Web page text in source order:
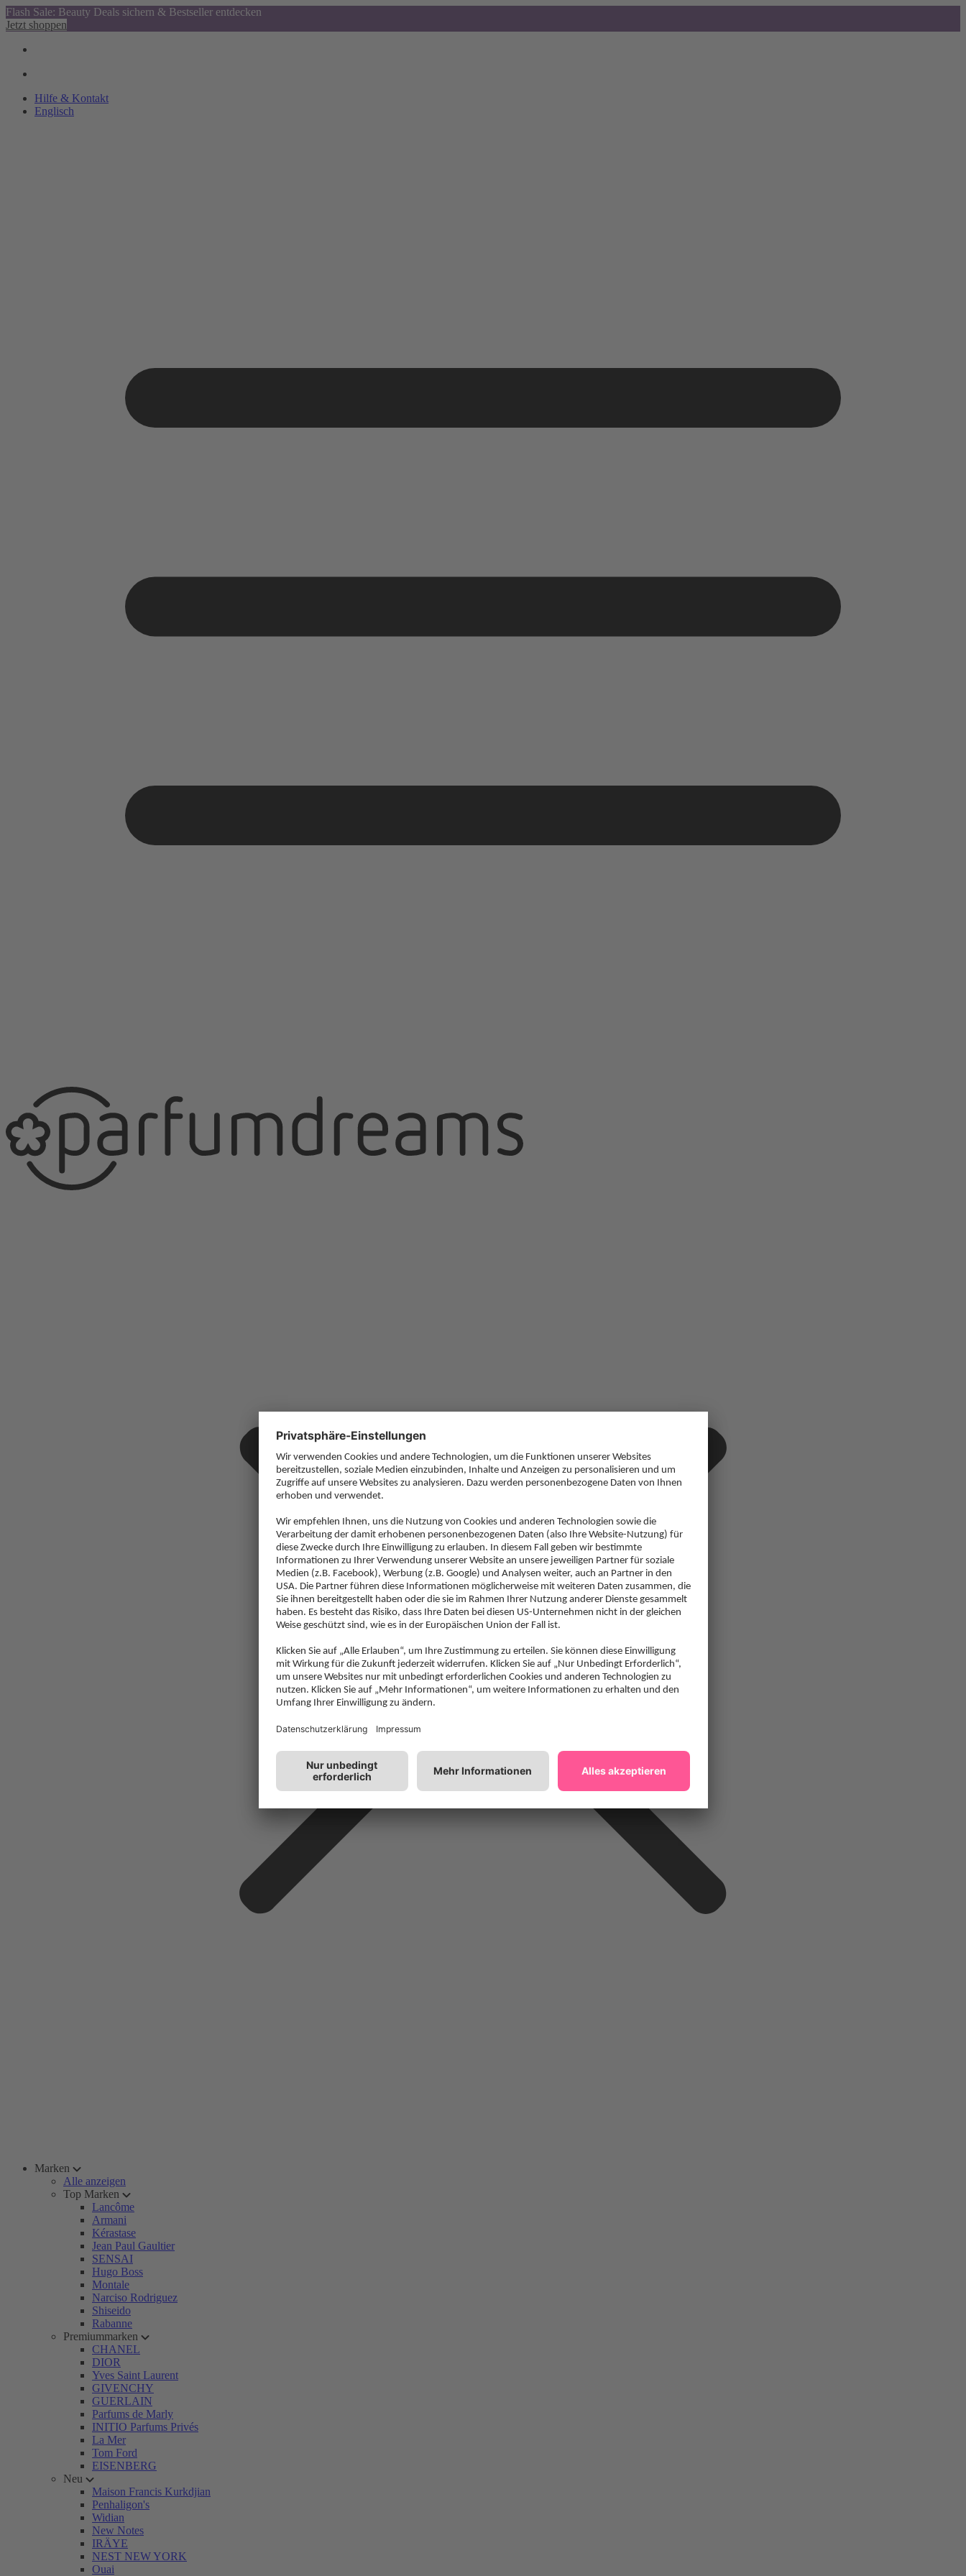
Flash Sale: Beauty Deals sichern & Bestseller entdecken
Jetzt shoppen
Hilfe & Kontakt
Englisch
Marken
Alle anzeigen
Top Marken
Lancôme
Armani
Kérastase
Jean Paul Gaultier
SENSAI
Hugo Boss
Montale
Narciso Rodriguez
Shiseido
Rabanne
Premiummarken
CHANEL
DIOR
Yves Saint Laurent
GIVENCHY
GUERLAIN
Parfums de Marly
INITIO Parfums Privés
La Mer
Tom Ford
EISENBERG
Neu
Maison Francis Kurkdjian
Penhaligon's
Widian
New Notes
IRÄYE
NEST NEW YORK
Ouai